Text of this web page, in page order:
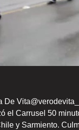
De Vita@verodevita_
el Carrusel 50
y Sarmiento.